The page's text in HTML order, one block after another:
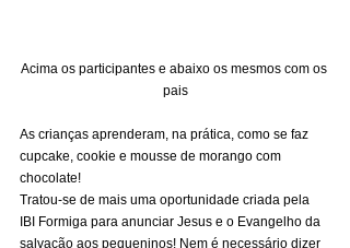
Acima os participantes e abaixo os mesmos com os
pais
As crianças aprenderam, na prática, como se faz
cupcake, cookie e mousse de morango com
chocolate!
Tratou-se de mais uma oportunidade criada pela
IBI Formiga para anunciar Jesus e o Evangelho da
salvação aos pequeninos! Nem é necessário dizer